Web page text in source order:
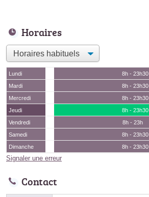
Horaires
Lundi
8h - 23h30
Mardi
8h - 23h30
Mercredi
8h - 23h30
Jeudi
8h - 23h30
Vendredi
8h - 23h
Samedi
8h - 23h30
Dimanche
8h - 23h30
Signaler une erreur
Contact